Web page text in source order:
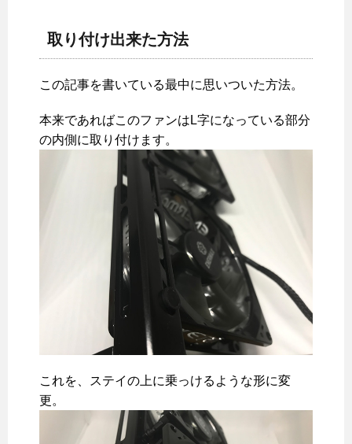
取り付け出来た方法
この記事を書いている最中に思いついた方法。
本来であればこのファンはL字になっている部分
の内側に取り付けます。
これを、ステイの上に乗っけるような形に変
更。